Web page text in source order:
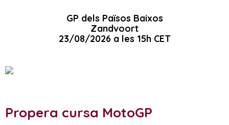
GP dels Països Baixos
Zandvoort
23/08/2026 a les 15h CET
Propera cursa MotoGP